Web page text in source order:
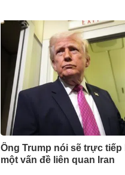
Ông Trump nói sẽ trực
một vấn đề liên quan Iran